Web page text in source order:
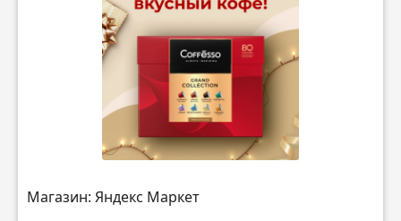
Магазин: Яндекс Маркет